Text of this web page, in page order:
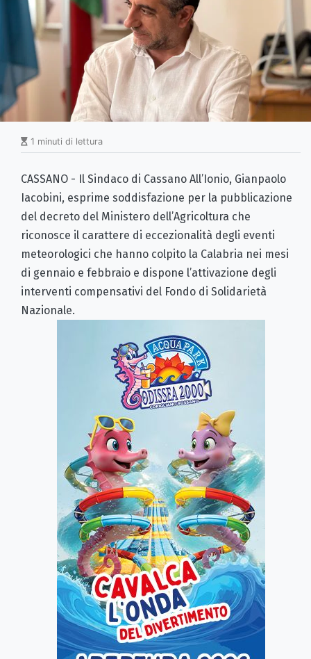
1 minuti di lettura
CASSANO - Il Sindaco di Cassano All’Ionio, Gianpaolo
Iacobini, esprime soddisfazione per la pubblicazione
del decreto del Ministero dell’Agricoltura che
riconosce il carattere di eccezionalità degli eventi
meteorologici che hanno colpito la Calabria nei mesi
di gennaio e febbraio e dispone l’attivazione degli
interventi compensativi del Fondo di Solidarietà
Nazionale.